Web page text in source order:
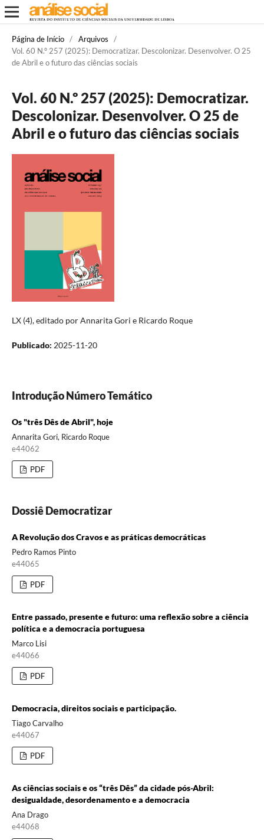
Página de Início / Arquivos
/
Vol. 60 N.º 257 (2025): Democratizar. Descolonizar. Desenvolver. O 25
de Abril e o futuro das ciências sociais
Vol. 60 N.º 257 (2025): Democratizar.
Descolonizar. Desenvolver. O 25 de
Abril e o futuro das ciências sociais
LX (4), editado por Annarita Gori e Ricardo Roque
Publicado: 2025-11-20
Introdução Número Temático
Os "três Dês de Abril", hoje
Annarita Gori, Ricardo Roque
e44062
PDF
Dossiê Democratizar
A Revolução dos Cravos e as práticas democráticas
Pedro Ramos Pinto
e44065
PDF
Entre passado, presente e futuro: uma reflexão sobre a ciência
política e a democracia portuguesa
Marco Lisi
e44066
PDF
Democracia, direitos sociais e participação.
Tiago Carvalho
e44067
PDF
As ciências sociais e os “três Dês” da cidade pós-Abril:
desigualdade, desordenamento e a democracia
Ana Drago
e44068